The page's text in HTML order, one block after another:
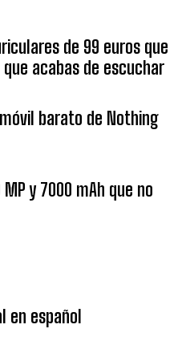
de 99 euros que
acabas de escuchar
barato de Nothing
y 7000 mAh que no
en español